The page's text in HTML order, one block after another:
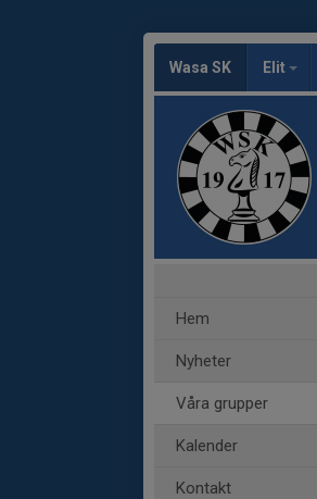
Wasa SK Elit
Hem
Nyheter
Våra grupper
Kalender
Kontakt